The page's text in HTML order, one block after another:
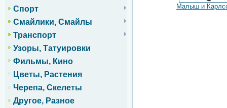
Спорт
Смайлики, Смайлы
Транспорт
Узоры, Татуировки
Фильмы, Кино
Цветы, Растения
Черепа, Скелеты
Другое, Разное
Малыш и